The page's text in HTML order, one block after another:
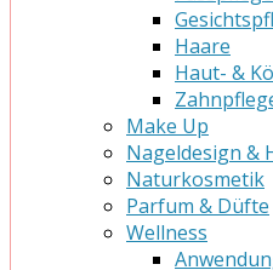
Haare
Haut- &
Make Up
Nageldesign &
Naturkosmetik
Parfum & Düfte
Wellness